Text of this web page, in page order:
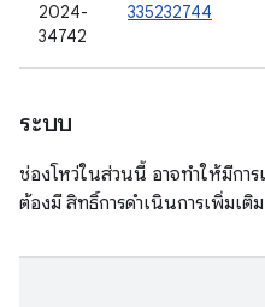
2024-
34742
335232744
ระบบ
ช่องโหว่ในส่วนนี้ อาจทำให้มีการ
ต้องมี สิทธิ์การดำเนินการเพิ่มเติม